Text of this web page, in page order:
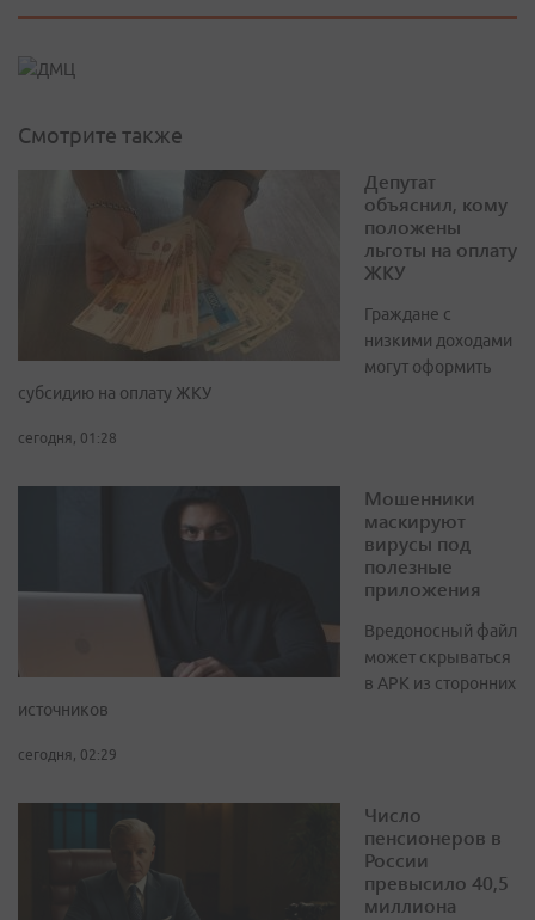
Смотрите также
Депутат
объяснил, кому
положены
льготы на оплату
ЖКУ
Граждане с
низкими доходами
могут оформить
субсидию на оплату ЖКУ
сегодня, 01:28
Мошенники
маскируют
вирусы под
полезные
приложения
Вредоносный файл
может скрываться
в APK из сторонних
источников
сегодня, 02:29
Число
пенсионеров в
России
превысило 40,5
миллиона